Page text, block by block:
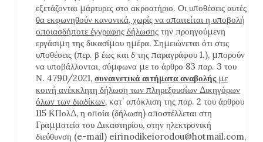
εξετάζονται μάρτυρες στο ακροατήριο. Οι υποθέσεις αυτές
θα εκφωνηθούν κανονικά, χωρίς να απαιτείται η υποβολή
οποιασδήποτε έγγραφης δήλωσης την προηγούμενη
εργάσιμη της δικασίμου ημέρα. Σημειώνεται ότι στις
υποθέσεις (περ. β έως και δ της παραγράφου 1.), μπορούν
να υποβάλλονται, σύμφωνα με το άρθρο 83 παρ. 3 του
Ν. 4790/2021,συναινετικά αιτήματα αναβολήςμε
κοινή ανέκκλητη δήλωση των πληρεξουσίων Δικηγόρων
όλων των διαδίκων, κατ’ απόκλιση της παρ. 2 του άρθρου
115 ΚΠολΔ, η οποία (δήλωση) αποστέλλεται στη
Γραμματεία του Δικαστηρίου, στην ηλεκτρονική
διεύθυνση (e-mail) eirinodikeiorodou@hotmail.com,